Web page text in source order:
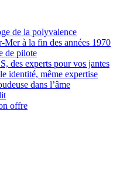
de la polyvalence
à la fin des années 1970
de pilote
des experts pour vos jantes
identité, même expertise
dans l’âme
offre